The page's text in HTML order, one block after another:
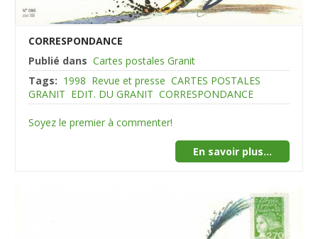
CORRESPONDANCE
Publié dans Cartes postales Granit
Tags: 1998 Revue et presse CARTES POSTALES
GRANIT EDIT. DU GRANIT CORRESPONDANCE
Soyez le premier à commenter!
En savoir plus...